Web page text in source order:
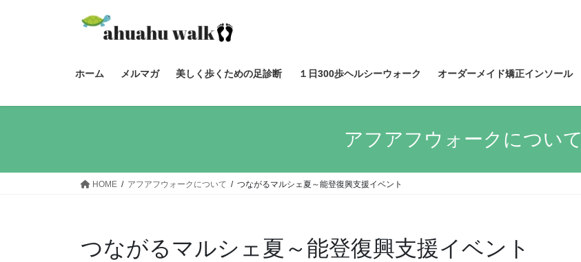
ス
ン
ホーム メルマガ 美しく歩くための足診断 １日300歩ヘルシーウォーク オーダーメイド矯正インソール
アフアフウォークについて
HOME アフアフウォークについて つながるマルシェ夏～能登復興支援イベント
つながるマルシェ夏～能登復興支援イベント